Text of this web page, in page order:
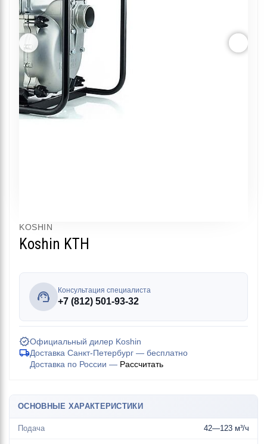
KOSHIN
Koshin KTH
Консультация специалиста
+7 (812) 501-93-32
Официальный дилер Koshin
Доставка Санкт-Петербург — бесплатно
Доставка по России — Рассчитать
ОСНОВНЫЕ ХАРАКТЕРИСТИКИ
Подача 42—123 м³/ч